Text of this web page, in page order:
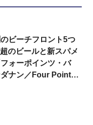
ビーチフロント5つ
のビールと新スパメ
ォーポインツ・バ
ナン／Four Points
」